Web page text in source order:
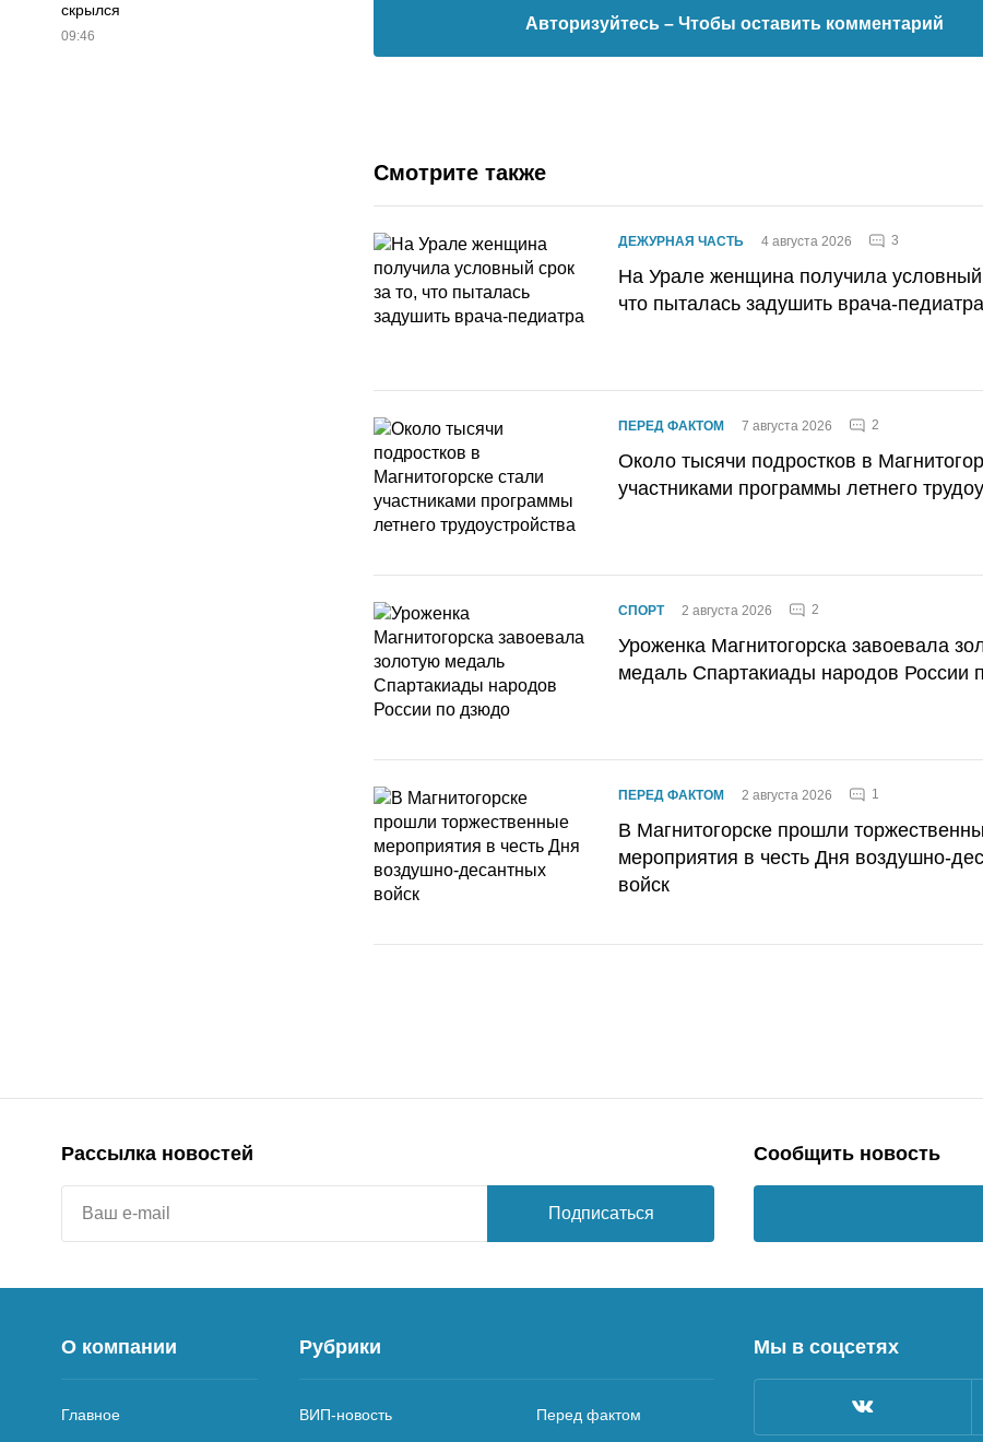
скрылся
09:46
Авторизуйтесь – Чтобы оставить комментарий
Смотрите также
ДЕЖУРНАЯ ЧАСТЬ 4 августа 2026 3
На Урале женщина получила условный
что пыталась задушить врача-педиатра
ПЕРЕД ФАКТОМ 7 августа 2026 2
Около тысячи подростков в
участниками программы летнего
СПОРТ 2 августа 2026 2
Уроженка Магнитогорска завоевала
медаль Спартакиады народов России
ПЕРЕД ФАКТОМ 2 августа 2026 1
В Магнитогорске прошли
мероприятия в честь Дня воздушно-
войск
Рассылка новостей
Подписаться
Сообщить новость
О компании
Главное
Рубрики
ВИП-новость Перед фактом
Мы в соцсетях